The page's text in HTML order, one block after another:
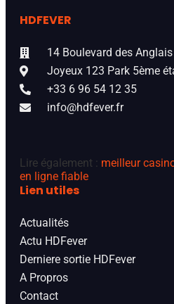
HDFEVER
14 Boulevard des Anglais
Joyeux 123 Park 5ème
+33 6 96 54 12 35
info@hdfever.fr
Lire également : meilleur
en ligne fiable
Lien utiles
Actualités
Actu HDFever
Derniere sortie HDFever
A Propros
Contact